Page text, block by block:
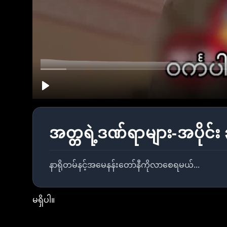
အတ္တရဲ့ဒဏ်ရာများ-အပိုင်း
နာရိုတမ်နင့်အမေနန်းတော်နီကိုလာစေရမယ်...
မရှိပါ။